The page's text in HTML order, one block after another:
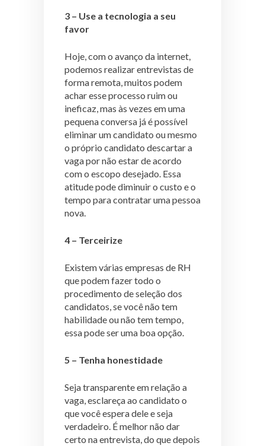
3 – Use a tecnologia a seu
favor
Hoje, com o avanço da internet,
podemos realizar entrevistas de
forma remota, muitos podem
achar esse processo ruim ou
ineficaz, mas às vezes em uma
pequena conversa já é possível
eliminar um candidato ou mesmo
o próprio candidato descartar a
vaga por não estar de acordo
com o escopo desejado. Essa
atitude pode diminuir o custo e o
tempo para contratar uma pessoa
nova.
4 – Terceirize
Existem várias empresas de RH
que podem fazer todo o
procedimento de seleção dos
candidatos, se você não tem
habilidade ou não tem tempo,
essa pode ser uma boa opção.
5 – Tenha honestidade
Seja transparente em relação a
vaga, esclareça ao candidato o
que você espera dele e seja
verdadeiro. É melhor não dar
certo na entrevista, do que depois